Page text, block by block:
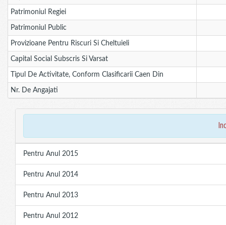
Patrimoniul Regiei
Patrimoniul Public
Provizioane Pentru Riscuri Si Cheltuieli
Capital Social Subscris Si Varsat
Tipul De Activitate, Conform Clasificarii Caen Din
Nr. De Angajati
Pentru Anul 2015
Pentru Anul 2014
Pentru Anul 2013
Pentru Anul 2012